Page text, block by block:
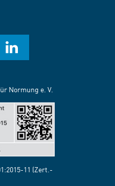
Normung e. V.
11 (Zert.-